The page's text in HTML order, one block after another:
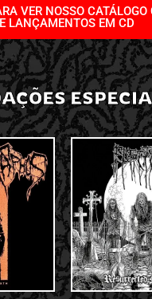
VER NOSSO CATÁLOGO
LANÇAMENTOS EM CD